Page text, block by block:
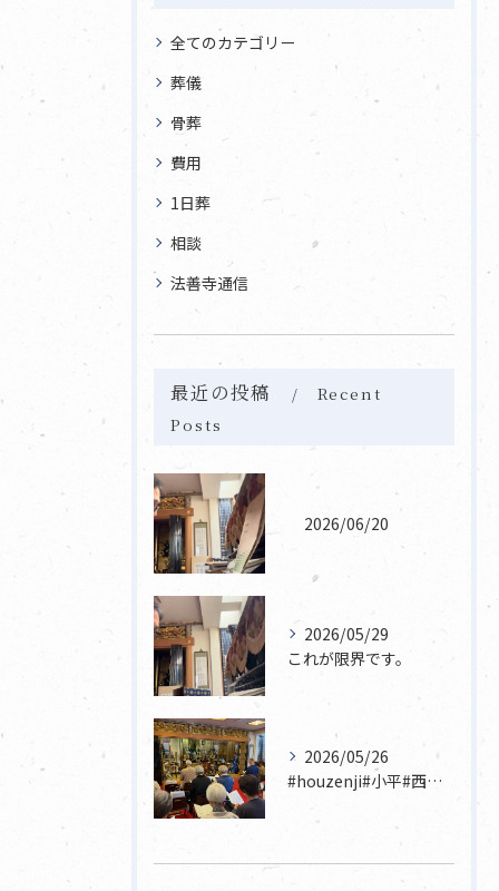
全てのカテゴリー
葬儀
骨葬
費用
1日葬
相談
法善寺通信
最近の投稿
Recent
Posts
2026/06/20
2026/05/29
これが限界です。
2026/05/26
#houzenji#小平#西東京市#東村山#立川市国分寺市寺...